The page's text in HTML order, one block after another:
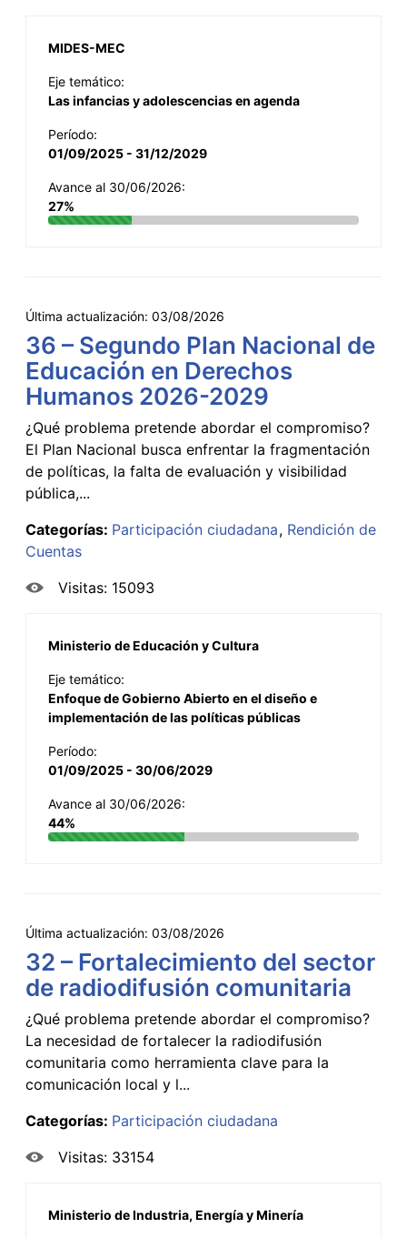
MIDES-MEC
Eje temático:
Las infancias y adolescencias en agenda
Período:
01/09/2025 - 31/12/2029
Avance al 30/06/2026:
27%
Última actualización: 03/08/2026
36 – Segundo Plan Nacional de
Educación en Derechos
Humanos 2026-2029
¿Qué problema pretende abordar el compromiso?
El Plan Nacional busca enfrentar la fragmentación
de políticas, la falta de evaluación y visibilidad
pública,...
Categorías: Participación ciudadana Rendición de
Cuentas
Visitas: 15093
Ministerio de Educación y Cultura
Eje temático:
Enfoque de Gobierno Abierto en el diseño e
implementación de las políticas públicas
Período:
01/09/2025 - 30/06/2029
Avance al 30/06/2026:
44%
Última actualización: 03/08/2026
32 – Fortalecimiento del sector
de radiodifusión comunitaria
¿Qué problema pretende abordar el compromiso?
La necesidad de fortalecer la radiodifusión
comunitaria como herramienta clave para la
comunicación local y l...
Categorías: Participación ciudadana
Visitas: 33154
Ministerio de Industria, Energía y Minería